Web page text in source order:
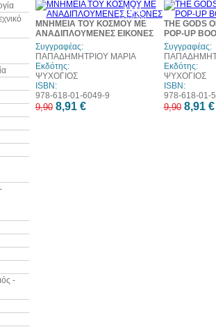
-
10%
έκπτωση
ΜΝΗΜΕΙΑ ΤΟΥ ΚΟΣΜΟΥ ΜΕ
ΑΝΑΔΙΠΛΟΥΜΕΝΕΣ ΕΙΚΟΝΕΣ
Συγγραφέας:
ΠΑΠΑΔΗΜΗΤΡΙΟΥ ΜΑΡΙΑ
Εκδότης:
ΨΥΧΟΓΙΟΣ
ISBN:
978-618-01-6049-9
9,90 8,91 €
THE GODS
POP-UP
Συγγραφέας:
Εκδότης:
ΨΥΧΟΓΙΟΣ
ISBN:
978-618-01-
9,90 8,91 €